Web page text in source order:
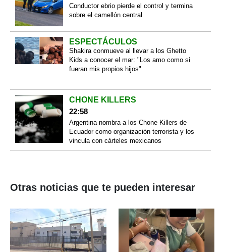
Conductor ebrio pierde el control y termina
sobre el camellón central
ESPECTÁCULOS
Shakira conmueve al llevar a los Ghetto
Kids a conocer el mar: "Los amo como si
fueran mis propios hijos"
CHONE KILLERS
22:58
Argentina nombra a los Chone Killers de
Ecuador como organización terrorista y los
vincula con cárteles mexicanos
Otras noticias que te pueden interesar